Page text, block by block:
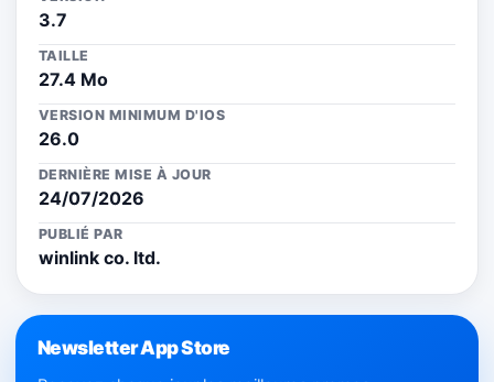
3.7
TAILLE
27.4 Mo
VERSION MINIMUM D'IOS
26.0
DERNIÈRE MISE À JOUR
24/07/2026
PUBLIÉ PAR
winlink co. ltd.
Newsletter App Store